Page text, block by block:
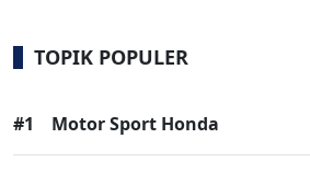
TOPIK POPULER
#1 Motor Sport Honda